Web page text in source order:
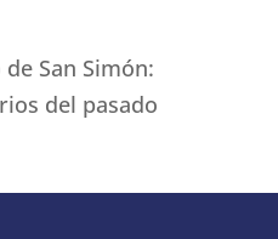
San Simón:
del pasado